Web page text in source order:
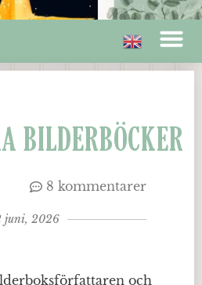
BILDERBÖCKER
8 kommentarer
juni, 2026
och